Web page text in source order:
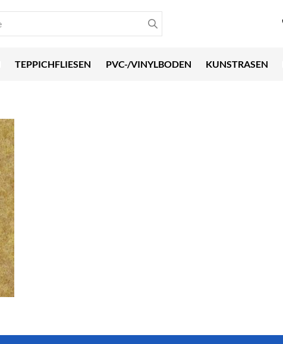
TEPPICHFLIESEN PVC-/VINYLBODEN KUNSTRASEN